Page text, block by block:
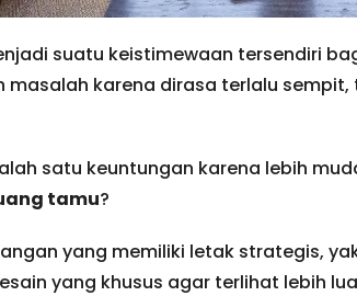
suatu keistimewaan tersendiri
karena dirasa terlalu
satu keuntungan karena lebih
tamu?
yang memiliki letak strategis,
yang khusus agar terlihat lebih